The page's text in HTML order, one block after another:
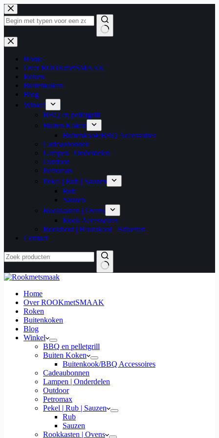
Ga
naar
de
Geen
resultaten
Home
Over ROOKmetSMAAK
Roken
Buitenkoken
Blog
Winkel
BBQ en pelletgrill
Buiten Koken
Buitenkook/BBQ Accessoires
Cadeaubonnen
Lampen | Onderdelen
Outdoor
Petromax
Pekel | Rub | Sauzen
Rub
Sauzen
Rookkasten | Ovens
Rook Accessoires
Rookhout | Houtskool | Briketten
Contact
Home
Over ROOKmetSMAAK
Roken
Buitenkoken
Blog
Winkel
BBQ en pelletgrill
Buiten Koken
Buitenkook/BBQ Accessoires
Cadeaubonnen
Lampen | Onderdelen
Outdoor
Petromax
Pekel | Rub | Sauzen
Rub
Sauzen
Rookkasten | Ovens